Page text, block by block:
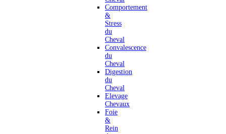
Comportement
&
Stress
du
Cheval
Convalescence
du
Cheval
Digestion
du
Cheval
Elevage
Chevaux
Foie
&
Rein